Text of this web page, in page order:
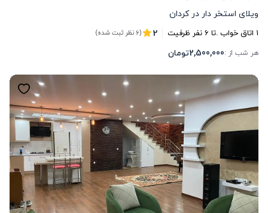
ویلای استخر دار در کردان
1 اتاق خواب .تا 6نفر ظرفیت 2 (6 نظر ثبت شده)
هر شب از :2,500,000تومان